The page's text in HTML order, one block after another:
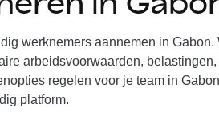
werknemers aannemen in
arbeidsvoorwaarden,
regelen voor je team in
platform.